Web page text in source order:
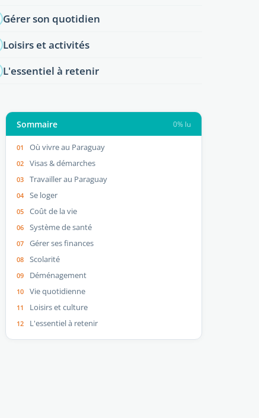
Gérer son quotidien
Loisirs et activités
L'essentiel à retenir
Sommaire 0% lu
Où vivre au Paraguay
Visas & démarches
Travailler au Paraguay
Se loger
Coût de la vie
Système de santé
Gérer ses finances
Scolarité
Déménagement
Vie quotidienne
Loisirs et culture
L'essentiel à retenir